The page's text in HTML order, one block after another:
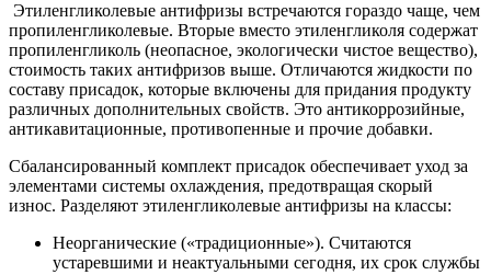
Этиленгликолевые антифризы встречаются гораздо чаще, чем
пропиленгликолевые. Вторые вместо этиленгликоля содержат
пропиленгликоль (неопасное, экологически чистое вещество),
стоимость таких антифризов выше. Отличаются жидкости по
составу присадок, которые включены для придания продукту
различных дополнительных свойств. Это антикоррозийные,
антикавитационные, противопенные и прочие добавки.
Сбалансированный комплект присадок обеспечивает уход за
элементами системы охлаждения, предотвращая скорый
износ. Разделяют этиленгликолевые антифризы на классы:
Неорганические («традиционные»). Считаются
устаревшими и неактуальными сегодня, их срок службы